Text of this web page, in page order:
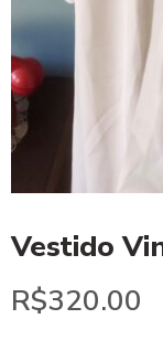
Vestido
R$320.00